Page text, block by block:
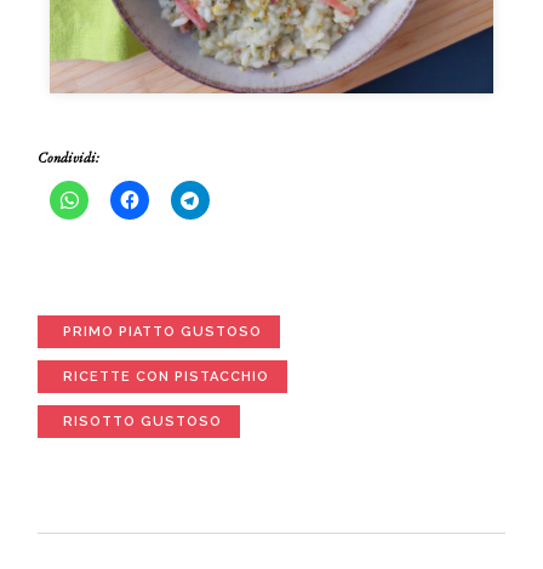
Condividi:
PRIMO PIATTO GUSTOSO
RICETTE CON PISTACCHIO
RISOTTO GUSTOSO